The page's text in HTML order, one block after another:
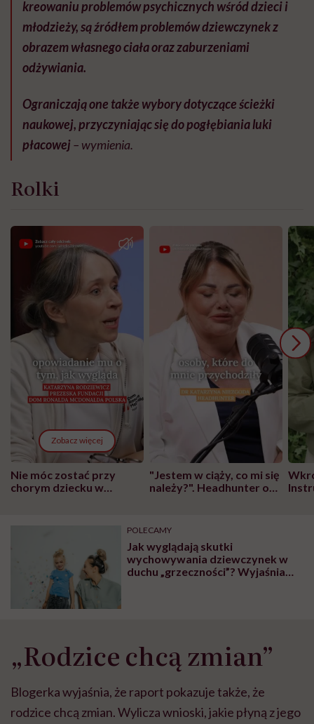
kreowaniu problemów psychicznych wśród dzieci i
młodzieży, są źródłem problemów dziewczynek z
obrazem własnego ciała oraz zaburzeniami
odżywiania.
Ograniczają one także wybory dotyczące ścieżki
naukowej, przyczyniając się do pogłębiania luki
płacowej– wymienia.
Rolki
Zobacz więcej
Nie móc zostać przy
chorym dziecku w
wyobraźni"
"Jestem w ciąży, co mi się
należy?". Headhunter o
pracy
POLECAMY
Jak wyglądają skutki
wychowywania dziewczynek w
duchu „grzeczności”? Wyjaśnia
„Rodzice chcą zmian”
Blogerka wyjaśnia, że raport pokazuje także, że
rodzice chcą zmian. Wylicza wnioski, jakie płyną z jego